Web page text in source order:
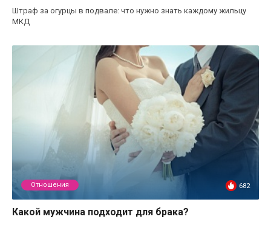
Штраф за огурцы в подвале: что нужно знать каждому жильцу
МКД
Отношения 682
Какой мужчина подходит для брака?